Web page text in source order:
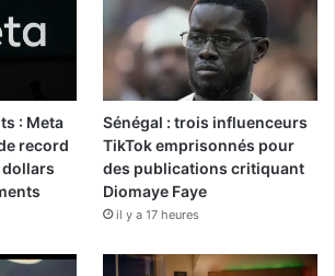
: Meta
record
Sénégal : trois influenceurs
TikTok emprisonnés pour
des publications critiquant
Diomaye Faye
il y a 17 heures